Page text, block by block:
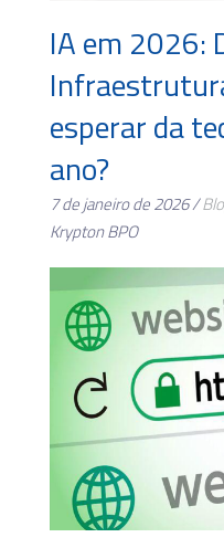
IA em 2026:
esperar da
ano?
7 de janeiro de 2026 /
Krypton BPO